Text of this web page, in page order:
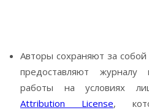
Авторы сохраняют за
предоставляют журналу
работы на условиях
Attribution License,